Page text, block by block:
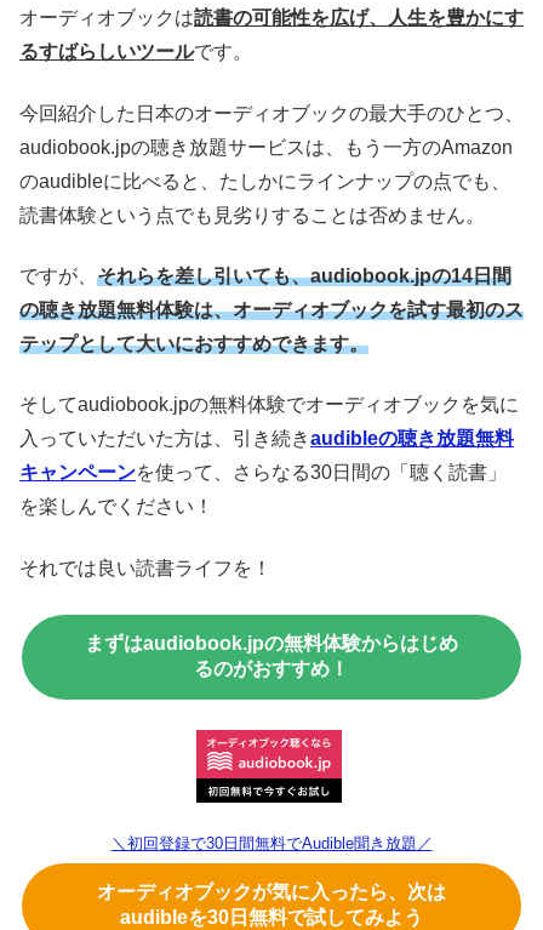
オーディオブックは読書の可能性を広げ、人生を豊かにす
るすばらしいツールです。
今回紹介した日本のオーディオブックの最大手のひとつ、
audiobook.jpの聴き放題サービスは、もう一方のAmazon
のaudibleに比べると、たしかにラインナップの点でも、
読書体験という点でも見劣りすることは否めません。
ですが、 それらを差し引いても、audiobook.jpの14日間
の聴き放題無料体験は、オーディオブックを試す最初のス
テップとして大いにおすすめできます。
そしてaudiobook.jpの無料体験でオーディオブックを気に
入っていただいた方は、引き続きaudibleの聴き放題無料
キャンペーンを使って、さらなる30日間の「聴く読書」
を楽しんでください！
それでは良い読書ライフを！
まずはaudiobook.jpの無料体験からはじめ
るのがおすすめ！
＼初回登録で30日間無料でAudible聞き放題／
オーディオブックが気に入ったら、次は
audibleを30日無料で試してみよう